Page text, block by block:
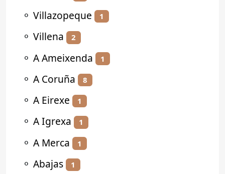
⚬ Villazopeque 1
⚬ Villena 2
⚬ A Ameixenda 1
⚬ A Coruña 8
⚬ A Eirexe 1
⚬ A Igrexa 1
⚬ A Merca 1
⚬ Abajas 1